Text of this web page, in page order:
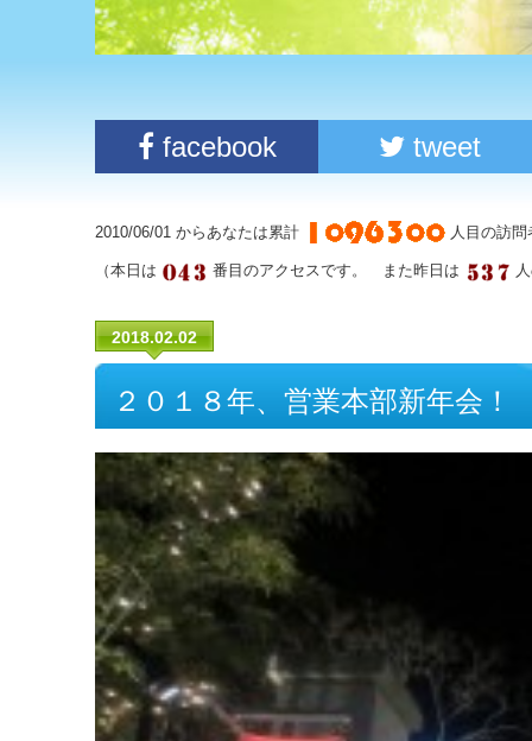
facebook tweet
2010/06/01 からあなたは累計 人目の訪
（本日は 番目のアクセスです。 また昨日は
2018.02.02
２０１８年、営業本部新年会！